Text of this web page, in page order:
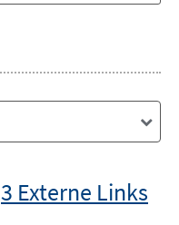
3 Externe Links